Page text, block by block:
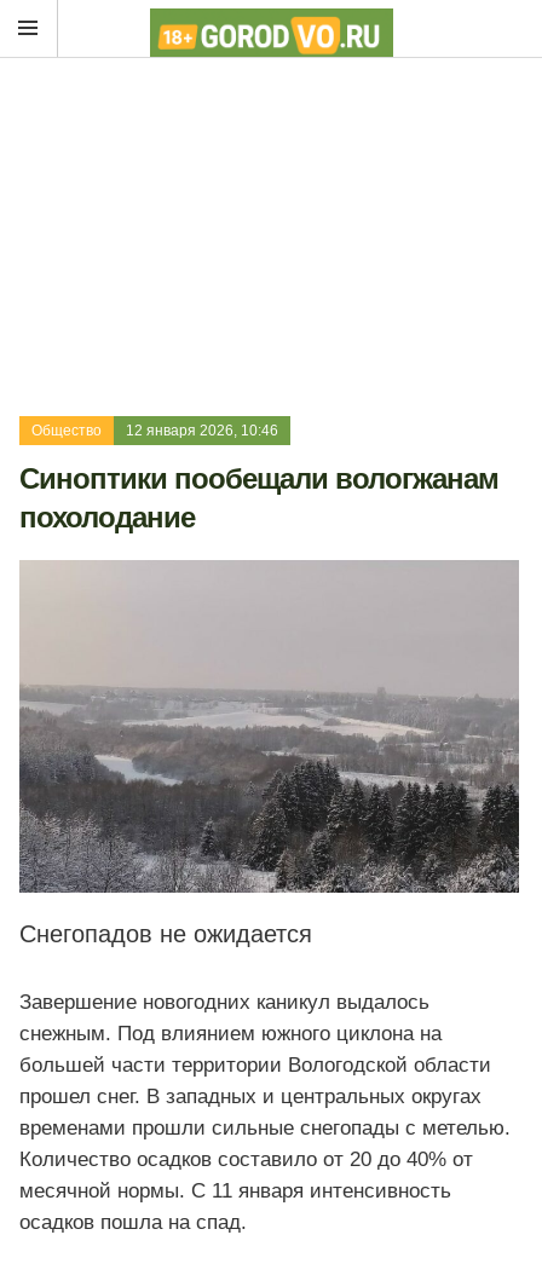
Общество 12 января 2026, 10:46
Синоптики пообещали вологжанам
похолодание
Снегопадов не ожидается
Завершение новогодних каникул выдалось
снежным. Под влиянием южного циклона на
большей части территории Вологодской области
прошел снег. В западных и центральных округах
временами прошли сильные снегопады с метелью.
Количество осадков составило от 20 до 40% от
месячной нормы. С 11 января интенсивность
осадков пошла на спад.